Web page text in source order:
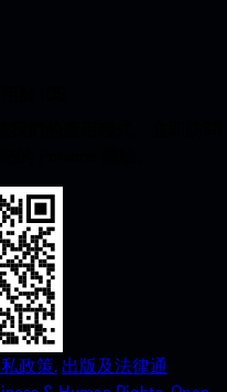
政策. 出版及法律通